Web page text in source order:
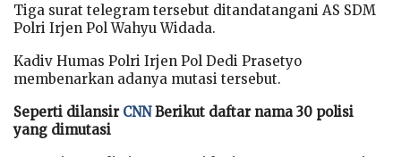
Tiga surat telegram tersebut ditandatangani AS SDM
Polri Irjen Pol Wahyu Widada.
Kadiv Humas Polri Irjen Pol Dedi Prasetyo
membenarkan adanya mutasi tersebut.
Seperti dilansir CNNBerikut daftar nama 30 polisi
yang dimutasi